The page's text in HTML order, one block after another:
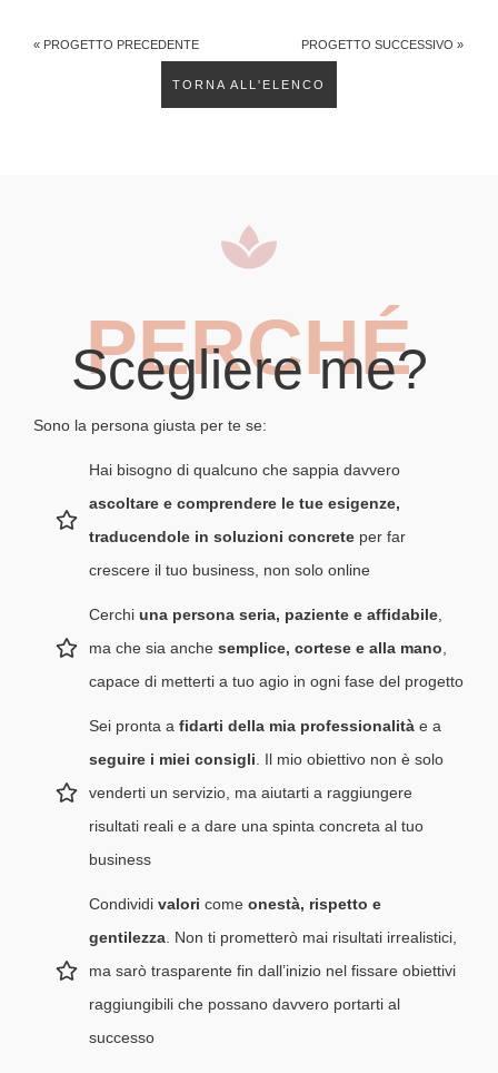
« PROGETTO PRECEDENTE PROGETTO SUCCESSIVO »
TORNA ALL'ELENCO
PERCHÉ
Scegliere me?
Sono la persona giusta per te se:
Hai bisogno di qualcuno che sappia davvero
ascoltare e comprendere le tue esigenze,
traducendole in soluzioni concrete per far
crescere il tuo business, non solo online
Cerchi una persona seria, paziente e affidabile
ma che sia anche semplice, cortese e alla mano
capace di metterti a tuo agio in ogni fase del progetto
Sei pronta a fidarti della mia professionalità e a
seguire i miei consigli . Il mio obiettivo non è solo
venderti un servizio, ma aiutarti a raggiungere
risultati reali e a dare una spinta concreta al tuo
business
Condividi valori come onestà, rispetto e
gentilezza . Non ti prometterò mai risultati irrealistici,
ma sarò trasparente fin dall’inizio nel fissare obiettivi
raggiungibili che possano davvero portarti al
successo